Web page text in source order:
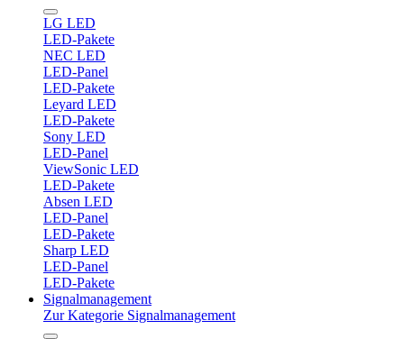
LG LED
LED-Pakete
NEC LED
LED-Panel
LED-Pakete
Leyard LED
LED-Pakete
Sony LED
LED-Panel
ViewSonic LED
LED-Pakete
Absen LED
LED-Panel
LED-Pakete
Sharp LED
LED-Panel
LED-Pakete
Signalmanagement
Zur Kategorie Signalmanagement